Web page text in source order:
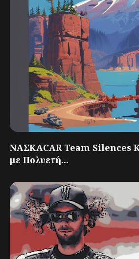
ΝΑΣΚΑCAR Team Silences
με Πολυετή...